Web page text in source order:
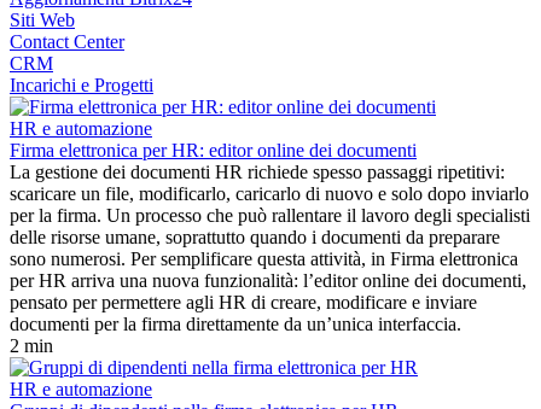
Siti Web
Contact Center
CRM
Incarichi e Progetti
HR e automazione
Firma elettronica per HR: editor online dei documenti
La gestione dei documenti HR richiede spesso passaggi ripetitivi:
scaricare un file, modificarlo, caricarlo di nuovo e solo dopo inviarlo
per la firma. Un processo che può rallentare il lavoro degli specialisti
delle risorse umane, soprattutto quando i documenti da preparare
sono numerosi. Per semplificare questa attività, in Firma elettronica
per HR arriva una nuova funzionalità: l’editor online dei documenti,
pensato per permettere agli HR di creare, modificare e inviare
documenti per la firma direttamente da un’unica interfaccia.
2 min
HR e automazione